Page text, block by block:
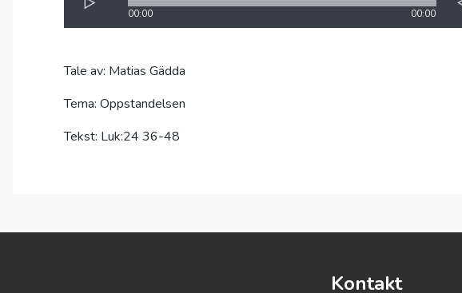
00:00 00:00
Tale av: Matias Gädda
Tema: Oppstandelsen
Tekst: Luk:24 36-48
Kontakt